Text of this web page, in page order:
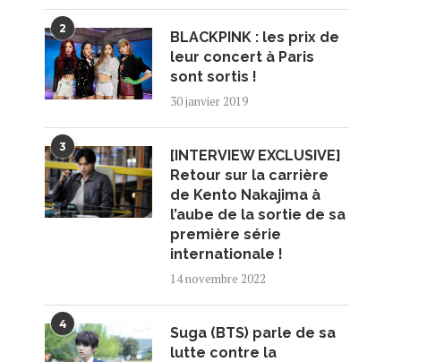
2
BLACKPINK : les prix de
leur concert à Paris
sont sortis !
30 janvier 2019
3
[INTERVIEW EXCLUSIVE]
Retour sur la carrière
de Kento Nakajima à
l’aube de la sortie de sa
première série
internationale !
14 novembre 2022
4
Suga (BTS) parle de sa
lutte contre la